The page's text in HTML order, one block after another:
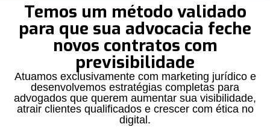
Temos um método validado
para que sua advocacia feche
novos contratos com
previsibilidade
Atuamos exclusivamente com marketing jurídico e
desenvolvemos estratégias completas para
advogados que querem aumentar sua visibilidade,
atrair clientes qualificados e crescer com ética no
digital.